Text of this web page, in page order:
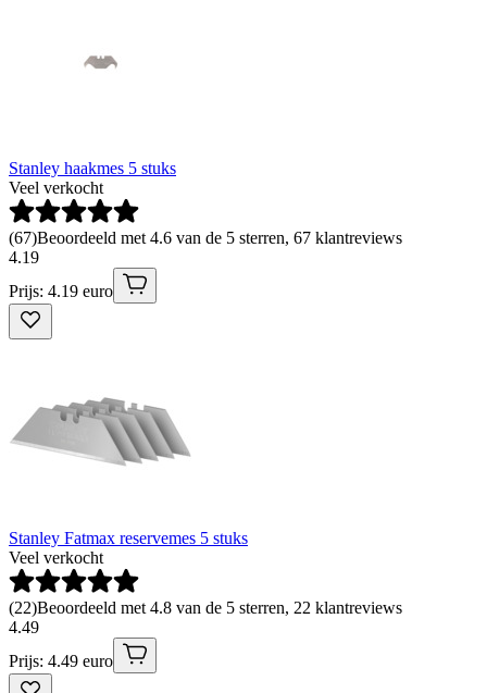
Stanley haakmes 5 stuks
Veel verkocht
(67)Beoordeeld met 4.6 van de 5 sterren, 67 klantreviews
4.19
Prijs: 4.19 euro
Stanley Fatmax reservemes 5 stuks
Veel verkocht
(22)Beoordeeld met 4.8 van de 5 sterren, 22 klantreviews
4.49
Prijs: 4.49 euro